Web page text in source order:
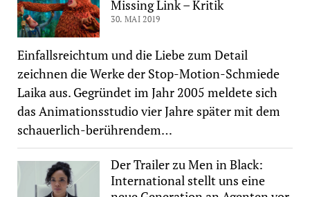
Missing Link – Kritik
30. MAI 2019
Einfallsreichtum und die Liebe zum Detail
zeichnen die Werke der Stop-Motion-Schmiede
Laika aus. Gegründet im Jahr 2005 meldete sich
das Animationsstudio vier Jahre später mit dem
schauerlich-berührendem…
Der Trailer zu Men in Black:
International stellt uns eine